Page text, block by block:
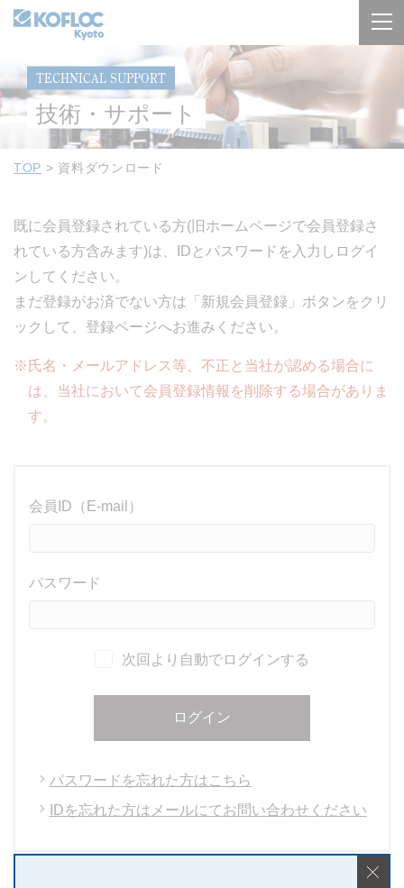
TECHNICAL SUPPORT
技術・サポート
TOP > 資料ダウンロード
既に会員登録されている方(旧ホームページで会員登録さ
れている方含みます)は、IDとパスワードを入力しログイ
ンしてください。
まだ登録がお済でない方は「新規会員登録」ボタンをクリ
ックして、登録ページへお進みください。
※氏名・メールアドレス等、不正と当社が認める場合に
は、当社において会員登録情報を削除する場合がありま
す。
会員ID（E-mail）
パスワード
次回より自動でログインする
ログイン
パスワードを忘れた方はこちら
IDを忘れた方はメールにてお問い合わせください